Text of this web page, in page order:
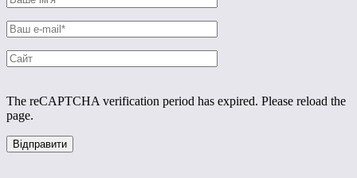
The reCAPTCHA verification period has expired. Please reload the
page.